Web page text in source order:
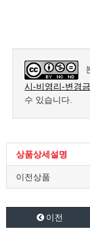
시-비영리-변경
수 있습니다.
상품상세설명
이전상품
이전